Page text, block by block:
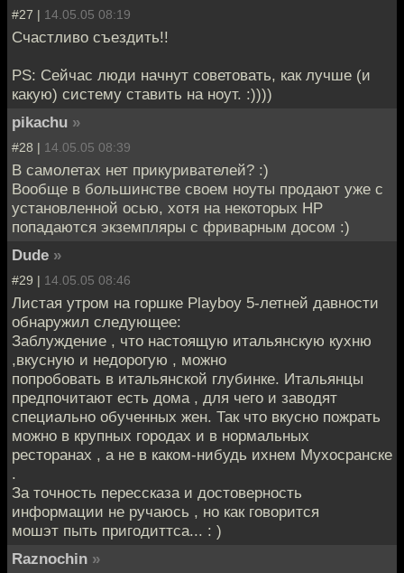
#27 | 14.05.05 08:19
Счастливо съездить!!
PS: Сейчас люди начнут советовать, как лучше (и
какую) систему ставить на ноут. :))))
pikachu »
#28 | 14.05.05 08:39
В самолетах нет прикуривателей? :)
Вообще в большинстве своем ноуты продают уже с
установленной осью, хотя на некоторых HP
попадаются экземпляры с фриварным досом :)
Dude »
#29 | 14.05.05 08:46
Листая утром на горшке Playboy 5-летней давности
обнаружил следующее:
Заблуждение , что настоящую итальянскую кухню
,вкусную и недорогую , можно
попробовать в итальянской глубинке. Итальянцы
предпочитают есть дома , для чего и заводят
специально обученных жен. Так что вкусно пожрать
можно в крупных городах и в нормальных
ресторанах , а не в каком-нибудь ихнем Мухосранске
.
За точность перессказа и достоверность
информации не ручаюсь , но как говорится
мошэт пыть пригодиттса... : )
Raznochin »